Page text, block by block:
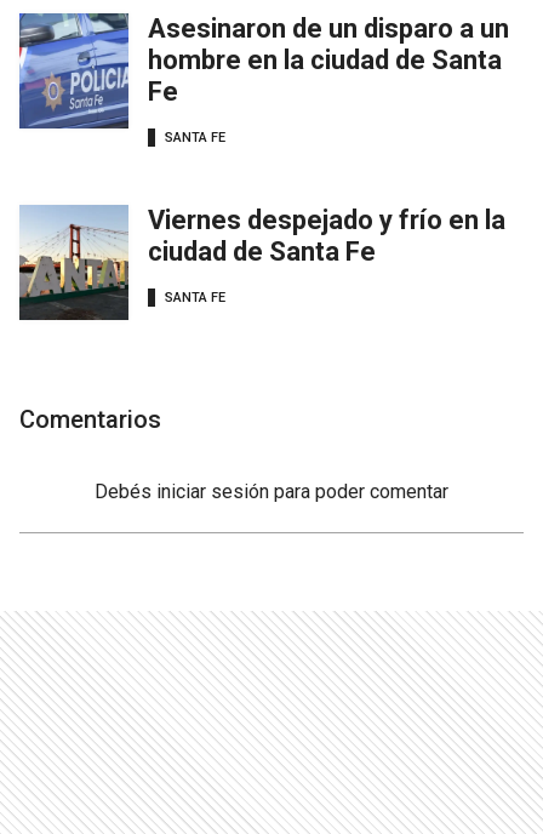
Asesinaron de un disparo a un
hombre en la ciudad de Santa
Fe
SANTA FE
Viernes despejado y frío en la
ciudad de Santa Fe
SANTA FE
Comentarios
Debés iniciar sesión para poder comentar